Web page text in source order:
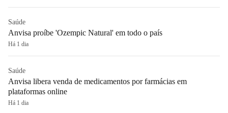
Saúde
Anvisa proíbe 'Ozempic Natural' em todo o país
Há 1 dia
Saúde
Anvisa libera venda de medicamentos por farmácias em
plataformas online
Há 1 dia